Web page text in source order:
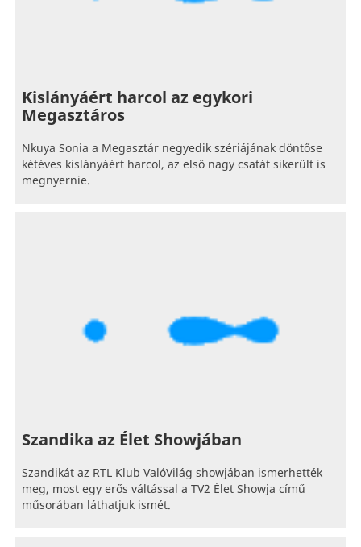
Kislányáért harcol az egykori
Megasztáros
Nkuya Sonia a Megasztár negyedik szériájának döntőse
kétéves kislányáért harcol, az első nagy csatát sikerült is
megnyernie.
Szandika az Élet Showjában
Szandikát az RTL Klub ValóVilág showjában ismerhették
meg, most egy erős váltással a TV2 Élet Showja című
műsorában láthatjuk ismét.